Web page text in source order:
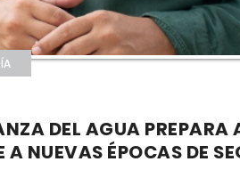
DEL AGUA PREPARA
NUEVAS ÉPOCAS DE